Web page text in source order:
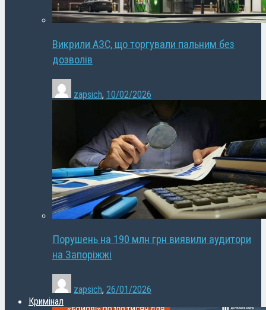
Викрили АЗС, що торгували пальним без
дозволів
zapsich, 10/02/2026
Порушень на 190 млн грн виявили аудитори
на Запоріжжі
zapsich, 26/01/2026
Кримінал